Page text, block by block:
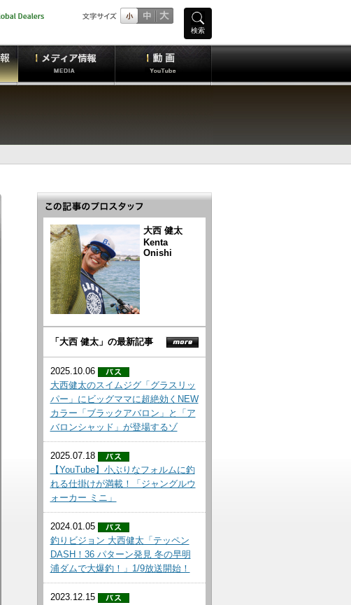
検索
大西 健太
Kenta
Onishi
「大西 健太」の最新記事
2025.10.06
大西健太のスイムジグ「グラスリッ
パー」にビッグママに超絶効くNEW
カラー「ブラックアバロン」と「ア
バロンシャッド」が登場するゾ
2025.07.18
【YouTube】小ぶりなフォルムに釣
れる仕掛けが満載！「ジャングルウ
ォーカー ミニ」
2024.01.05
釣りビジョン 大西健太「テッペン
DASH！36 パターン発見 冬の早明
浦ダムで大爆釣！」1/9放送開始！
2023.12.15